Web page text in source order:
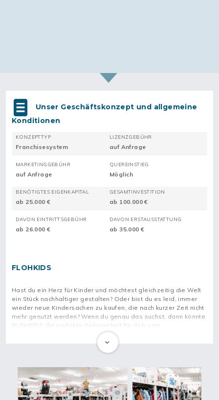
Unser Geschäftskonzept und allgemeine
Konditionen
KONZEPTTYP
Franchisesystem
LIZENZGEBÜHR
auf Anfrage
MARKETINGGEBÜHR
auf Anfrage
QUEREINSTIEG
Möglich
BENÖTIGTES EIGENKAPITAL
ab 25.000 €
GESAMTINVESTITION
ab 100.000 €
DAVON EINTRITTSGEBÜHR
ab 26.000 €
DAVON ERSTAUSSTATTUNG
ab 35.000 €
FLOHKIDS
Hast du ein Herz für Kinder und möchtest gleichzeitig die Welt
ein Stück nachhaltiger gestalten? Oder bist du es leid, immer
wieder neue Kindersachen zu kaufen, die nach kurzer Zeit nicht
mehr genutzt werden? Wenn du genau das suchst, dann könnte
FLOHKIDS die perfekte Gelegenheit für dich sein.
FLOHKIDS bietet dir die Möglichkeit, in einem innovativen und
nachhaltigen Franchisesystem durchzustarten. Mit einem
Secondhand-Einkaufen revolutioniert und gibt gebrauchten
Kindersachen ein neues Zuhause. Stell dir vor, du könntest Teil
eines jungen, dynamischen Teams sein, das bereits in
Hamburg, Berlin und Lübeck erfolgreich ist und jetzt weiter